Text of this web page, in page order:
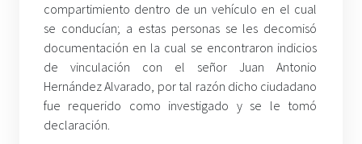
compartimiento dentro de un vehículo en el cual
se conducían; a estas personas se les decomisó
documentación en la cual se encontraron indicios
de vinculación con el señor Juan Antonio
Hernández Alvarado, por tal razón dicho ciudadano
fue requerido como investigado y se le tomó
declaración.